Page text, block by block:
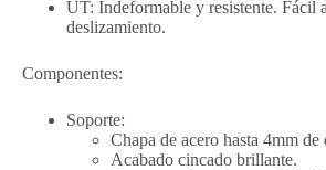
UT: Indeformable y resistente. Fácil
deslizamiento.
Componentes:
Soporte:
Chapa de acero hasta 4mm de
Acabado cincado brillante.